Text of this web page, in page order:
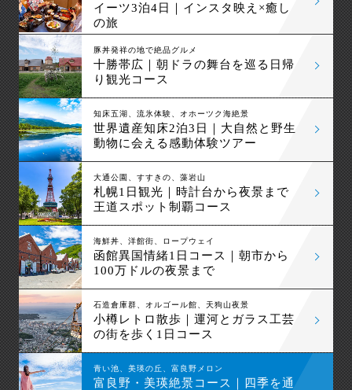
イーツ3泊4日｜インスタ映え×癒し
の旅
豚丼発祥の地で絶品グルメ
十勝帯広｜朝ドラの舞台を巡る日帰
り観光コース
知床五湖、流氷体験、オホーツク海絶景
世界遺産知床2泊3日｜大自然と野生
動物に会える感動体験ツアー
大通公園、すすきの、藻岩山
札幌1日観光｜時計台から夜景まで
王道スポット制覇コース
海鮮丼、洋館街、ロープウェイ
函館異国情緒1日コース｜朝市から
100万ドルの夜景まで
石造倉庫群、オルゴール館、天狗山夜景
小樽レトロ散歩｜運河とガラス工芸
の街を歩く1日コース
青い池、美瑛の丘、富良野メロン
富良野・美瑛絶景コース｜四季を通